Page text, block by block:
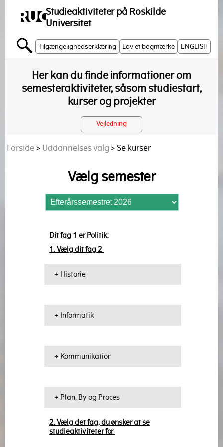
Studieaktiviteter på Roskilde
Universitet
Tilgængelighedserklæring Lav et bogmærke ENGLISH
Her kan du finde informationer om
semesteraktiviteter, såsom studiestart,
kurser og projekter
Vejledning
Forside> Uddannelses valg > Se kurser
Vælg semester
Dit fag 1 er Politik:
1. Vælg dit fag 2
+ Historie
+ Informatik
+ Kommunikation
+ Plan, By og Proces
2. Vælg det fag, du ønsker at se
studieaktiviteter for